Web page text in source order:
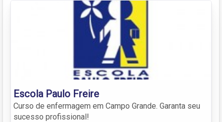
Escola Paulo Freire
Curso de enfermagem em Campo Grande. Garanta seu
sucesso profissional!